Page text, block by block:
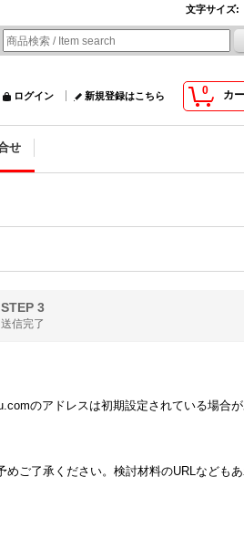
文字サイズ:
0 カ
ログイン 新規登録はこちら
せ
STEP 3
送信完了
のアドレスは初期設定されている場合が
めご了承ください。検討材料のURLなども